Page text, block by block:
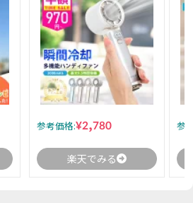
参考価格:¥2,780
楽天でみる
参